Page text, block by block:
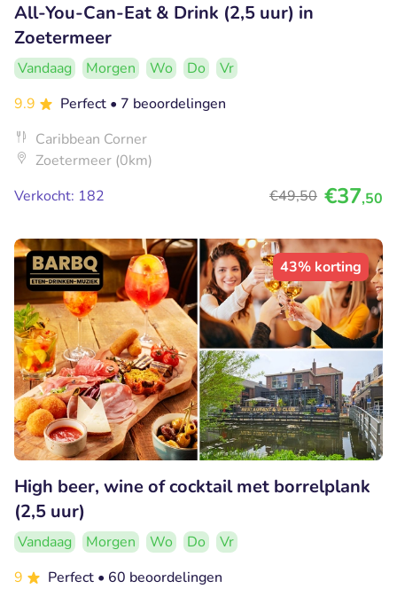
All-You-Can-Eat & Drink (2,5 uur) in
Zoetermeer
Vandaag Morgen Wo Do
Vr
9.9
Perfect • 7 beoordelingen
Caribbean Corner
Zoetermeer (0km)
Verkocht: 182
€49,50 €37,50
43% korting
High beer, wine of cocktail met borrelplank
(2,5 uur)
Vandaag Morgen Wo Do
Vr
9
Perfect • 60 beoordelingen